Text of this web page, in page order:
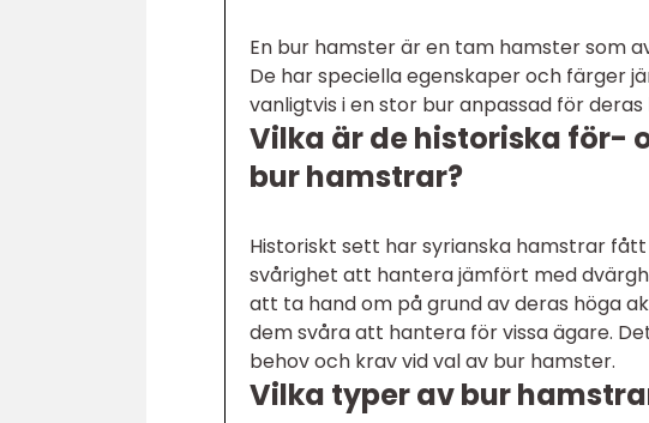
En bur hamster är en tam hamster som
De har speciella egenskaper och färger
vanligtvis i en stor bur anpassad för deras
Vilka är de historiska för-
bur hamstrar?
Historiskt sett har syrianska hamstrar
svårighet att hantera jämfört med
att ta hand om på grund av deras höga
dem svåra att hantera för vissa ägare.
behov och krav vid val av bur hamster.
Vilka typer av bur